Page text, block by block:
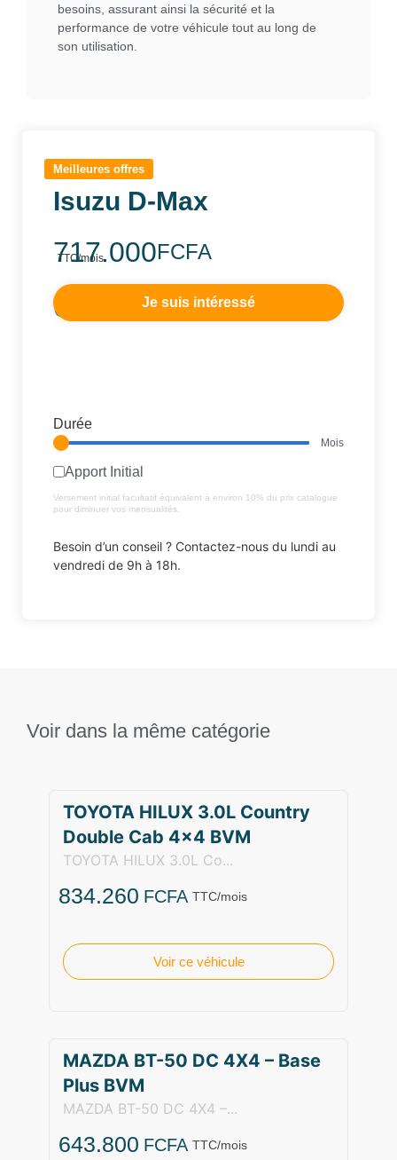
Meilleures offres
Isuzu D-Max
TTC/mois
Je suis intéressé
717.000FCFA
648.000FCFA
Durée
Mois
Apport Initial
Versement initial facultatif équivalent à environ 10% du prix catalogue
pour diminuer vos mensualités.
Besoin d’un conseil ? Contactez-nous du lundi au
vendredi de 9h à 18h.
besoins, assurant ainsi la sécurité et la
performance de votre véhicule tout au long de
son utilisation.
Voir dans la même catégorie
TOYOTA HILUX 3.0L Country
Double Cab 4×4 BVM
TOYOTA HILUX 3.0L Co...
834.260 FCFA TTC/mois
Voir ce véhicule
MAZDA BT-50 DC 4X4 – Base
Plus BVM
MAZDA BT-50 DC 4X4 –...
643.800 FCFA TTC/mois